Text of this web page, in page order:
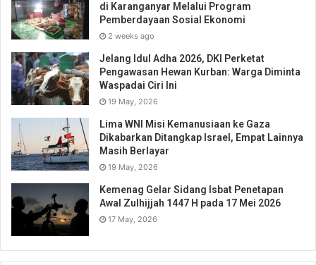
di Karanganyar Melalui Program
Pemberdayaan Sosial Ekonomi
2 weeks ago
Jelang Idul Adha 2026, DKI Perketat
Pengawasan Hewan Kurban: Warga Diminta
Waspadai Ciri Ini
19 May, 2026
Lima WNI Misi Kemanusiaan ke Gaza
Dikabarkan Ditangkap Israel, Empat Lainnya
Masih Berlayar
19 May, 2026
Kemenag Gelar Sidang Isbat Penetapan
Awal Zulhijjah 1447 H pada 17 Mei 2026
17 May, 2026